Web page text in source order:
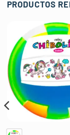
PRODUCTOS